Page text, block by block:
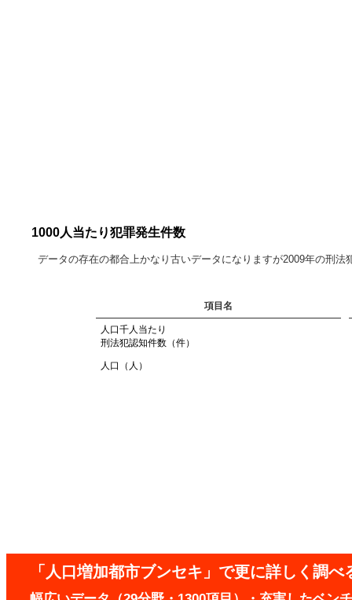
1000人当たり犯罪発生件数
データの存在の都合上かなり古いデータになりますが2009年の刑
項目名
人口千人当たり
刑法犯認知件数（件）
人口（人）
「人口増加都市ブンセキ」で更に詳しく調べ